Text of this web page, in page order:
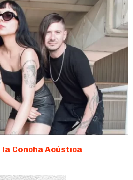
Concha Acústica